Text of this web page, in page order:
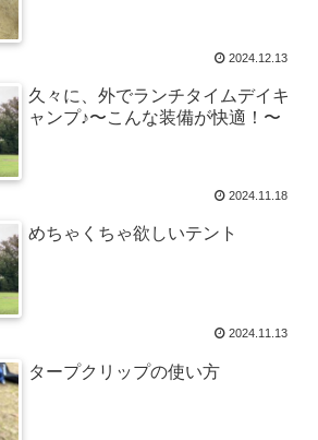
2024.12.13
久々に、外でランチタイムデイキ
ャンプ♪〜こんな装備が快適！〜
2024.11.18
めちゃくちゃ欲しいテント
2024.11.13
タープクリップの使い方